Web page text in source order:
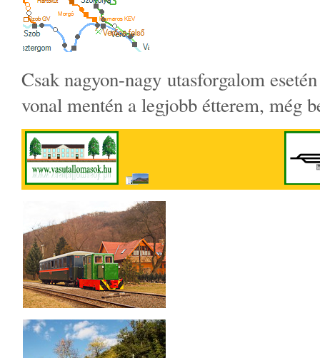
Csak nagyon-nagy utasforgalom
vonal mentén a legjobb étterem, még